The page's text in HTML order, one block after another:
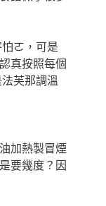
ㄛ，可是
真按照每個
芙那調溫
加熱製冒煙
要幾度？因